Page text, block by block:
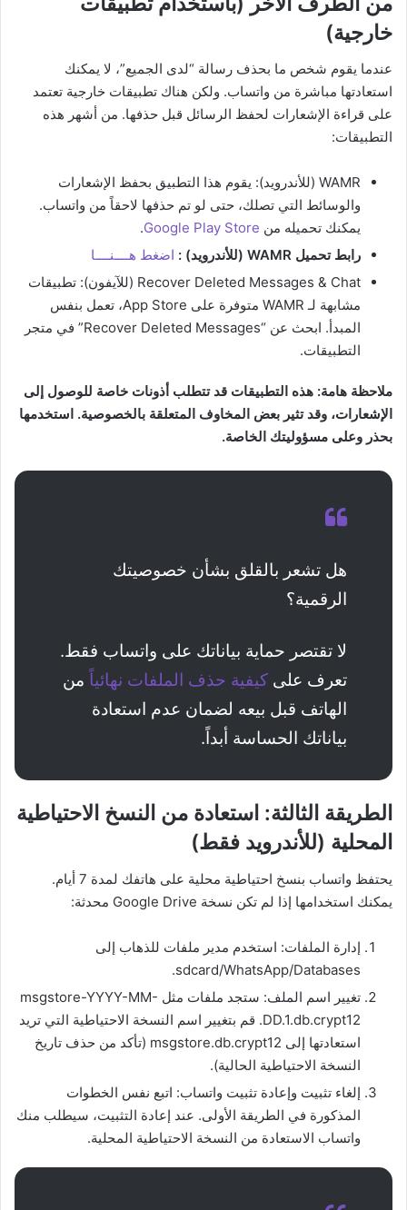
خارجية)
عندما يقوم شخص ما بحذف رسالة “لدى الجميع”، لا يمكنك
استعادتها مباشرة من واتساب. ولكن هناك تطبيقات خارجية تعتمد
على قراءة الإشعارات لحفظ الرسائل قبل حذفها. من أشهر هذه
التطبيقات:
WAMR (للأندرويد): يقوم هذا التطبيق بحفظ الإشعارات
والوسائط التي تصلك، حتى لو تم حذفها لاحقاً من واتساب.
يمكنك تحميله من
Google Play Store
.
رابط تحميل WAMR (للأندرويد) :
اضغط هــــنــــا
Recover Deleted Messages & Chat (للآيفون): تطبيقات
مشابهة لـ WAMR متوفرة على App Store، تعمل بنفس
المبدأ. ابحث عن “Recover Deleted Messages” في متجر
التطبيقات.
ملاحظة هامة: هذه التطبيقات قد تتطلب أذونات خاصة للوصول إلى
الإشعارات، وقد تثير بعض المخاوف المتعلقة بالخصوصية. استخدمها
بحذر وعلى مسؤوليتك الخاصة.
هل تشعر بالقلق بشأن خصوصيتك
الرقمية؟
لا تقتصر حماية بياناتك على واتساب فقط.
تعرف على كيفية حذف الملفات نهائياً من
الهاتف قبل بيعه لضمان عدم استعادة
بياناتك الحساسة أبداً.
الطريقة الثالثة: استعادة من النسخ الاحتياطية
المحلية (للأندرويد فقط)
يحتفظ واتساب بنسخ احتياطية محلية على هاتفك لمدة 7 أيام.
يمكنك استخدامها إذا لم تكن نسخة Google Drive محدثة:
إدارة الملفات: استخدم مدير ملفات للذهاب إلى
sdcard/WhatsApp/Databases.
تغيير اسم الملف: ستجد ملفات مثل msgstore-YYYY-MM-
DD.1.db.crypt12. قم بتغيير اسم النسخة الاحتياطية التي تريد
استعادتها إلى msgstore.db.crypt12 (تأكد من حذف تاريخ
النسخة الاحتياطية الحالية).
إلغاء تثبيت وإعادة تثبيت واتساب: اتبع نفس الخطوات
المذكورة في الطريقة الأولى. عند إعادة التثبيت، سيطلب منك
واتساب الاستعادة من النسخة الاحتياطية المحلية.